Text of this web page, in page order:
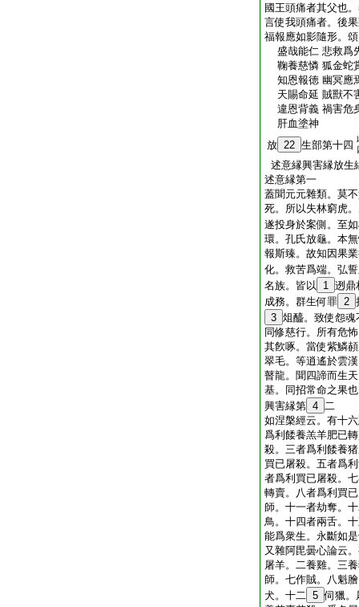
國王頭痛者其父也
言使我頭痛者。後
福報應如影隨形。
盛哉能仁 悲救爲
鞠養慈憐 狐金蛇
知恩報徳 幽冥應
天賜命延 賊獸不
違恩背義 禍害危
肝血塗神
放 22 生部第十四
述意縁興害縁放生
述意縁第一
蓋聞元元雜類。莫
死。所以失林窮虎
遂投身於案側。至
環。孔氏放龜。本
報斯臻。故知因果
化。救苦爲端。弘
名族。皆以
1 迾鼎
成務。群生何罪 2
3 俎醯。致使怨
同修慈行。所有危
其飮啄。當使紫鱗
翠毛。等逍遙於雲
瞽龍。聞四諦而生
基。同招常命之果也
興害縁第 4 二
如涅槃經云。有十
爲利餧養羔羊肥已
殺。三者爲利餧養
買已屠殺。五者爲
者爲利買已屠殺。
轉賣。八者爲利買
師。十一者劫奪。
鳥。十四者兩舌。
能爲衆生。永斷如
又雜阿毘曇心論云
屠羊。二養雞。三
師。七作賊。八魁
犬。十二 5 伺獵。